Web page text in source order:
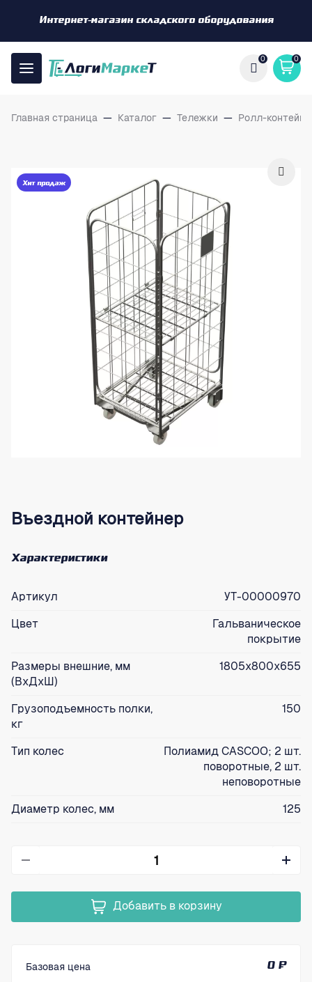
Интернет-магазин складского оборудования
0 0
Главная страница — Каталог — Тележки — Ролл-
Хит продаж
Въездной контейнер
Характеристики
Артикул УТ-00000970
Цвет
Гальваническое
покрытие
Размеры внешние, мм
(ВхДхШ)
1805х800х655
Грузоподъемность полки,
кг
150
Тип колес
Полиамид CASCOO; 2 шт.
поворотные, 2 шт.
неповоротные
Диаметр колес, мм 125
Добавить в корзину
Базовая цена
0 ₽